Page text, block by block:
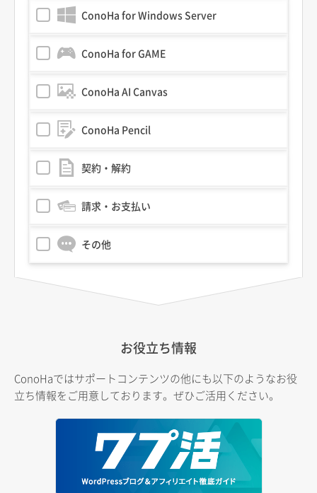
ConoHa for Windows Server
ConoHa for GAME
ConoHa AI Canvas
ConoHa Pencil
契約・解約
請求・お支払い
その他
お役立ち情報
ConoHaではサポートコンテンツの他にも以下のようなお役
立ち情報をご用意しております。ぜひご活用ください。